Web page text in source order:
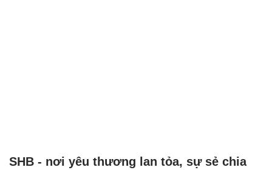
SHB - nơi yêu thương lan tỏa, sự sẻ chia